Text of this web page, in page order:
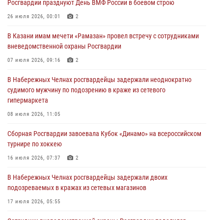
В казанском полку Росгвардии состоялся концерт певицы Кристины
В Нижнекамске сотрудники Росгвардии задержали подозреваемого
23 июля 2026, 06:47
В Казани Росгвардия приняла участие в обеспечении безопасности
крестного хода и освящения храма
Росгвардии празднуют День ВМФ России в боевом строю
26 июля 2026, 00:01 2
В Казани имам мечети «Рамазан» провел встречу с сотрудниками
вневедомственной охраны Росгвардии
07 июля 2026, 09:16 2
В Набережных Челнах росгвардейцы задержали неоднократно
судимого мужчину по подозрению в краже из сетевого
гипермаркета
08 июля 2026, 11:05
Сборная Росгвардии завоевала Кубок «Динамо» на всероссийском
турнире по хоккею
16 июля 2026, 07:37 2
В Набережных Челнах росгвардейцы задержали двоих
подозреваемых в кражах из сетевых магазинов
17 июля 2026, 05:55